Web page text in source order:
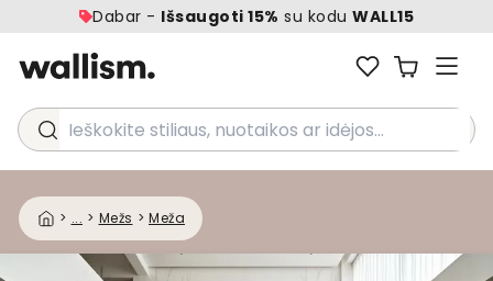
Dabar - Išsaugoti 15% su kodu WALL15
Ieškokite stiliaus, nuotaikos ar idėjos...
> ... > Mežs > Meža